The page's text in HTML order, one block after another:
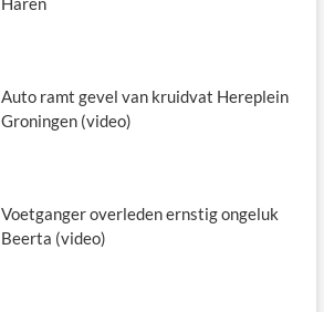
Auto ramt gevel van kruidvat Hereplein
Groningen (video)
Voetganger overleden ernstig ongeluk
Beerta (video)